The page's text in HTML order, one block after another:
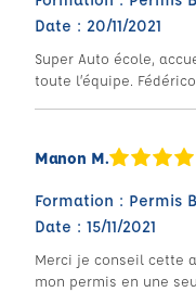
Date : 20/11/2021
Super Auto école,
toute l’équipe. Fédérico
Manon M.
Formation : Permis
Date : 15/11/2021
Merci je conseil cette
mon permis en une